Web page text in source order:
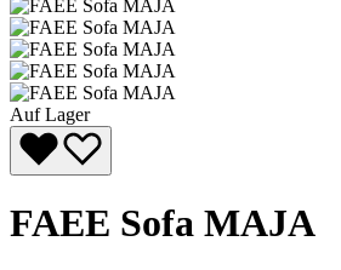
Auf Lager
FAEE Sofa MAJA